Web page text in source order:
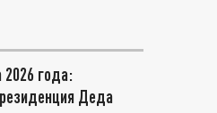
2026 года:
Деда